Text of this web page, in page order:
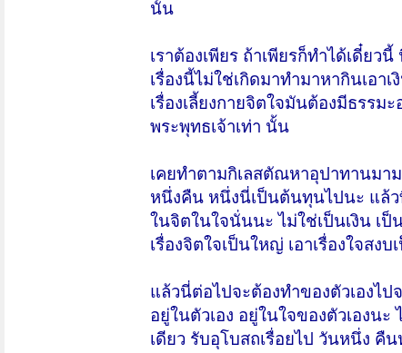
นั้น
เราต้องเพียร ถ้าเพียรก็ทำได้เดี๋ยว
เรื่องนี้ไม่ใช่เกิดมาทำมาหากินเอาเ
เรื่องเลี้ยงกายจิตใจมันต้องมีธรร
พระพุทธเจ้าเท่า นั้น
เคยทำตามกิเลสตัณหาอุปาทานมา
หนึ่งคืน หนึ่งนี่เป็นต้นทุนไปนะ แล้
ในจิตในใจนั่นนะ ไม่ใช่เป็นเงิน เป็
เรื่องจิตใจเป็นใหญ่ เอาเรื่องใจสง
แล้วนี่ต่อไปจะต้องทำของตัวเองไ
อยู่ในตัวเอง อยู่ในใจของตัวเองน
เดียว รับอุโบสถเรื่อยไป วันหนึ่ง คื